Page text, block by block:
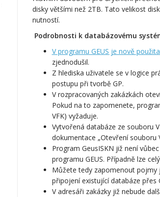
disky většími než 2TB. Tato velikost
nutností.
Podrobnosti k databázovému
V programu GEUS je nově
zjednodušil.
Z hlediska uživatele se v logice
postupu při tvorbě GP.
V rozpracovaných zakázkách
Pokud na to zapomenete,
VFK) vyžaduje.
Vytvořená databáze ze souboru
dokumentace „Otevření souboru
Program GeusISKN již není
programu GEUS. Případně lze
Můžete tedy zapomenout pojmy
připojení existující databáze přes
V adresáři zakázky již nebude